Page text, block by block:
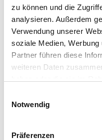
zu können und die
analysieren. Außerdem
Verwendung unserer
soziale Medien,
Partner führen diese
weiteren Daten
Notwendig
Präferenzen
Breite in centimeter
Gebinde